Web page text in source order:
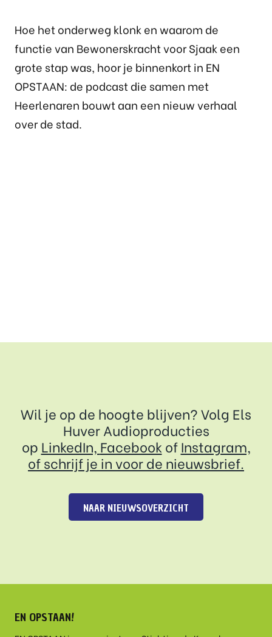
Hoe het onderweg klonk en waarom de
functie van Bewonerskracht voor Sjaak een
grote stap was, hoor je binnenkort in EN
OPSTAAN: de podcast die samen met
Heerlenaren bouwt aan een nieuw verhaal
over de stad.
Wil je op de hoogte blijven? Volg Els
Huver Audioproducties
op LinkedIn, Facebook ofInstagram,
ofschrijf je in voor de nieuwsbrief.
NAAR NIEUWSOVERZICHT
EN OPSTAAN!